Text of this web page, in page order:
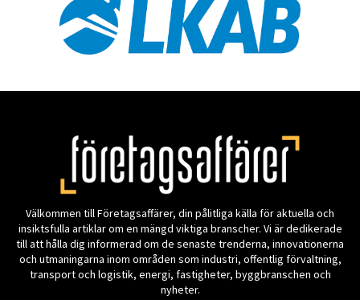
Välkommen till Företagsaffärer, din pålitliga källa för aktuella och
insiktsfulla artiklar om en mängd viktiga branscher. Vi är dedikerade
till att hålla dig informerad om de senaste trenderna, innovationerna
och utmaningarna inom områden som industri, offentlig förvaltning,
transport och logistik, energi, fastigheter, byggbranschen och
nyheter.